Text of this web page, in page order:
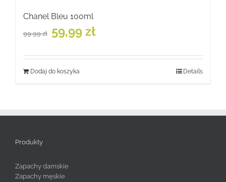
Chanel Bleu 100ml
99,99zł
Pierwotna
cena
99,99 zł.
59,99 złcena
59,99 zł.
Dodaj do koszyka Details
Produkty
Zapachy damskie
Zapachy męskie